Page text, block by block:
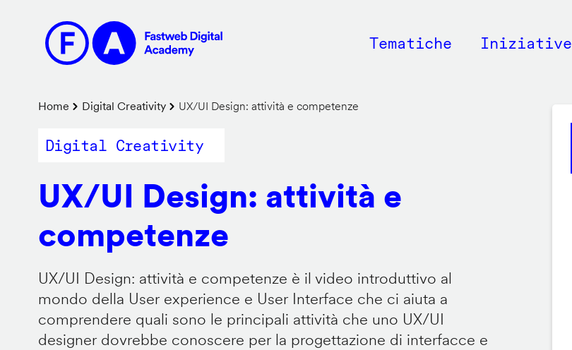
contenuto
principale
Main
Tematiche Iniziative
Briciole
di
Home Digital Creativity UX/UI Design: attività e competenze
Digital Creativity
UX/UI Design: attività e
competenze
UX/UI Design: attività e competenze è il video introduttivo al
mondo della User experience e User Interface che ci aiuta a
comprendere quali sono le principali attività che uno UX/UI
designer dovrebbe conoscere per la progettazione di interfacce e